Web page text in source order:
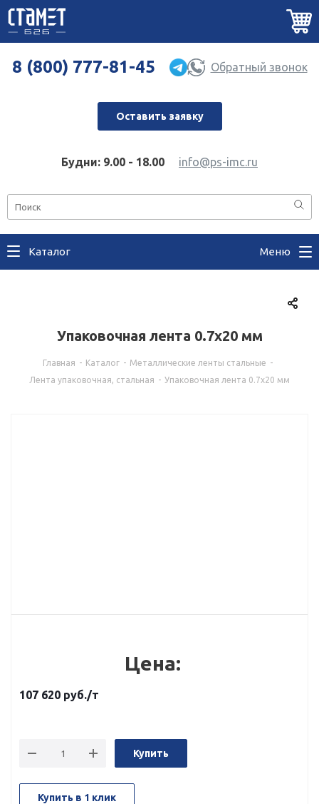
8 (800) 777-81-45 Обратный звонок
Оставить заявку
Будни: 9.00 - 18.00 info@ps-imc.ru
Каталог Меню
Упаковочная лента 0.7x20 мм
Главная - Каталог - Металлические ленты стальные -
Лента упаковочная, стальная - Упаковочная лента 0.7x20 мм
Цена:
107 620 руб./т
Купить
Купить в 1 клик